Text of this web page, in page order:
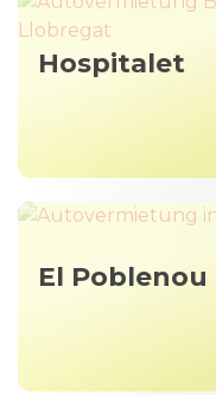
Hospitalet
El Poblenou